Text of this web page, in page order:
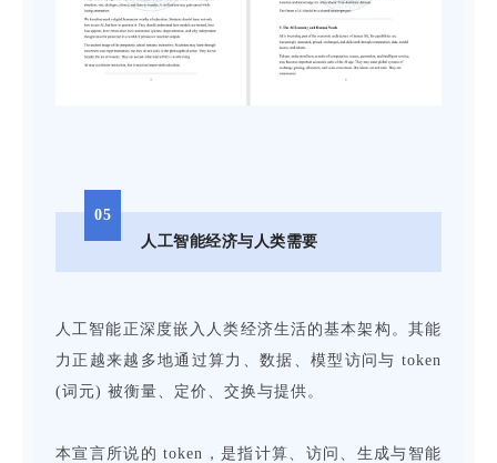
05
人工智能经济与人类需要
人工智能正深度嵌入人类经济生活的基本架构。其能
力正越来越多地通过算力、数据、模型访问与 token
(词元) 被衡量、定价、交换与提供。
本宣言所说的 token，是指计算、访问、生成与智能